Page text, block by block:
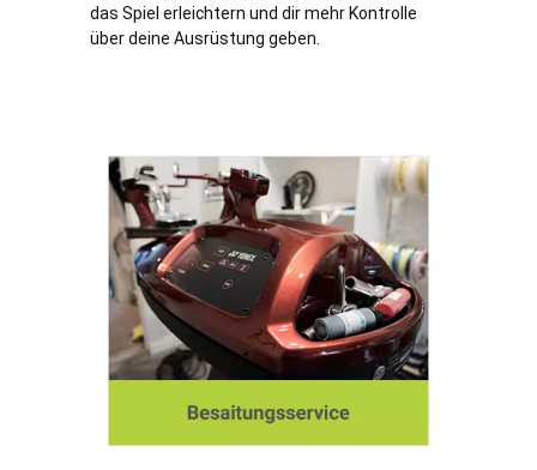
das Spiel erleichtern und dir mehr Kontrolle
über deine Ausrüstung geben.